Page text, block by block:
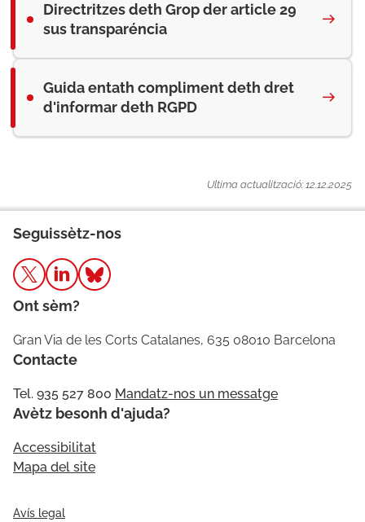
Directritzes deth Grop der article 29
sus transparéncia
Guida entath compliment deth dret
d'informar deth RGPD
Ultima actualització: 12.12.2025
Seguissètz-nos
Ont sèm?
Gran Via de les Corts Catalanes, 635 08010 Barcelona
Contacte
Tel. 935 527 800 Mandatz-nos un messatge
Avètz besonh d'ajuda?
Accessibilitat
Mapa del site
Avís legal